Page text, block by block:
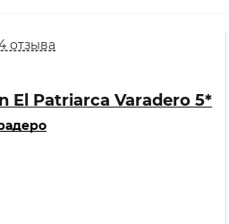
отзыва
El Patriarca Varadero 5*